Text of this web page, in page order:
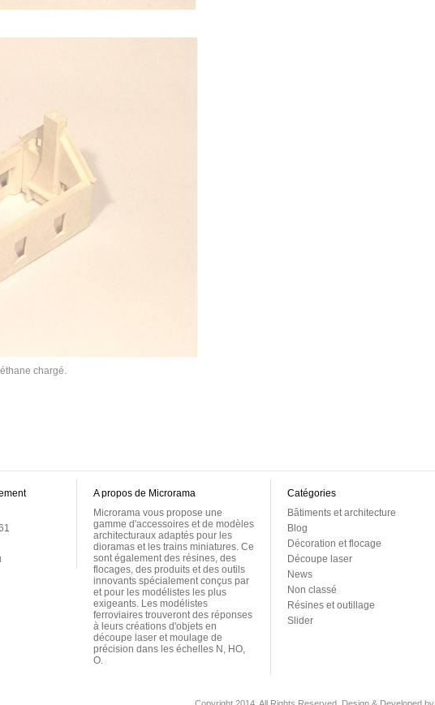
chargé.
A propos de Microrama
Microrama vous propose une
gamme d'accessoires et de modèles
architecturaux adaptés pour les
dioramas et les trains miniatures. Ce
sont également des résines, des
flocages, des produits et des outils
innovants spécialement conçus par
et pour les modélistes les plus
exigeants. Les modélistes
ferroviaires trouveront des réponses
à leurs créations d'objets en
découpe laser et moulage de
précision dans les échelles N, HO,
O.
Catégories
Bâtiments et architecture
Blog
Décoration et flocage
Découpe laser
News
Non classé
Résines et outillage
Slider